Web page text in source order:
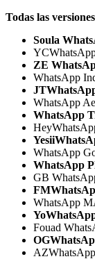
Todas las
Soula
ZE
WhatsApp
WhatsApp
WhatsApp
WhatsApp
WhatsApp
GB
WhatsApp
Fouad
AZWhatsApp